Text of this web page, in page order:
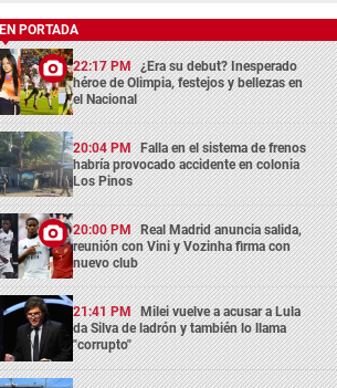
EN PORTADA
22:17 PM ¿Era su debut? Inesperado
héroe de Olimpia, festejos y bellezas en
el Nacional
20:04 PM Falla en el sistema de frenos
habría provocado accidente en colonia
Los Pinos
20:00 PM Real Madrid anuncia salida,
reunión con Vini y Vozinha firma con
nuevo club
21:41 PM Milei vuelve a acusar a Lula
da Silva de ladrón y también lo llama
"corrupto"